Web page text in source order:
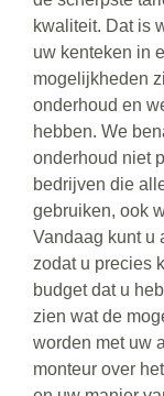
kwaliteit. Dat is
uw kenteken in
mogelijkheden
onderhoud en
hebben. We
onderhoud niet
bedrijven die
gebruiken, ook
Vandaag kunt u
zodat u precies
budget dat u
zien wat de
worden met uw
monteur over